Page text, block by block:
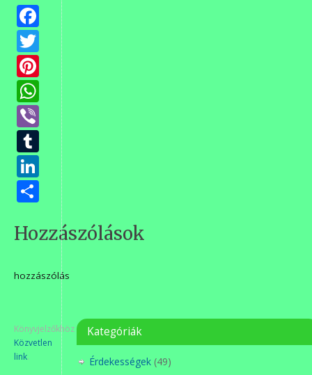
Facebook
Twitter
Pinterest
WhatsApp
Viber
Tumblr
LinkedIn
Ossza
meg
Hozzászólások
hozzászólás
Könyvjelzőkhöz
Közvetlen
link.
Kategóriák
Érdekességek (49)